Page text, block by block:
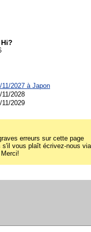
2027 à Japon
2028
2029
erreurs sur cette page
s'il vous plaît écrivez-nous